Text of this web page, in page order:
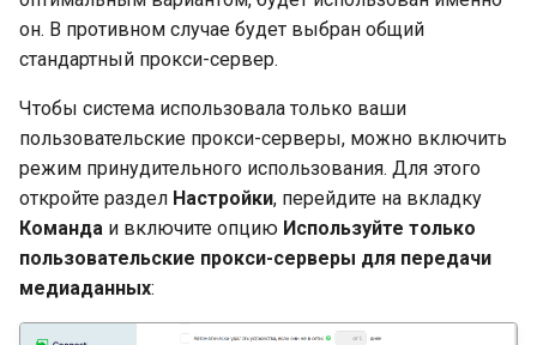
он. В противном случае будет выбран общий
стандартный прокси-сервер.
Чтобы система использовала только ваши
пользовательские прокси-серверы, можно включить
режим принудительного использования. Для этого
откройте раздел Настройки, перейдите на вкладку
Команда и включите опцию Используйте только
пользовательские прокси-серверы для передачи
медиаданных: